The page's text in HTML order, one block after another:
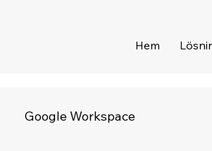
Hem
Google Workspace